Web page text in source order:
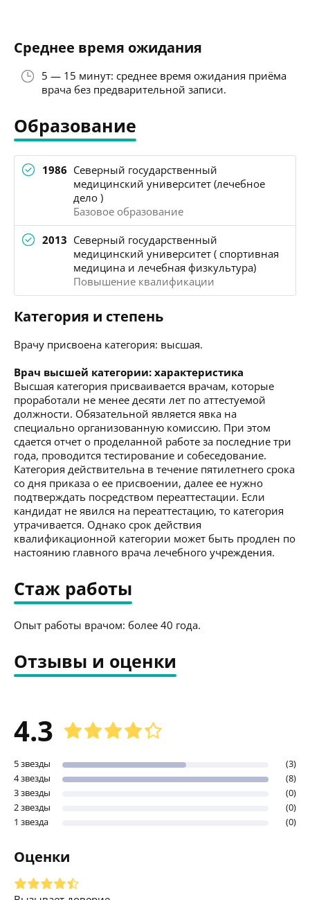
Среднее время ожидания
5 — 15 минут: среднее время ожидания приёма
врача без предварительной записи.
Образование
1986 Северный государственный
медицинский университет (лечебное
дело )
Базовое образование
2013 Северный государственный
медицинский университет ( спортивная
медицина и лечебная физкультура)
Повышение квалификации
Категория и степень
Врачу присвоена категория: высшая.
Врач высшей категории: характеристика
Высшая категория присваивается врачам, которые
проработали не менее десяти лет по аттестуемой
должности. Обязательной является явка на
специально организованную комиссию. При этом
сдается отчет о проделанной работе за последние три
года, проводится тестирование и собеседование.
Категория действительна в течение пятилетнего срока
со дня приказа о ее присвоении, далее ее нужно
подтверждать посредством переаттестации. Если
кандидат не явился на переаттестацию, то категория
утрачивается. Однако срок действия
квалификационной категории может быть продлен по
настоянию главного врача лечебного учреждения.
Стаж работы
Опыт работы врачом: более 40 года.
Отзывы и оценки
4.3
5 звезды
(3)
4 звезды
(8)
3 звезды
(0)
2 звезды
(0)
1 звезда
(0)
Оценки